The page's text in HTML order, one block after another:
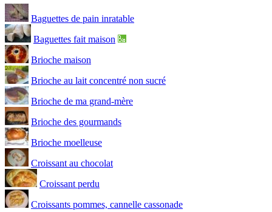
Baguettes de pain inratable
Baguettes fait maison
Brioche maison
Brioche au lait concentré non sucré
Brioche de ma grand-mère
Brioche des gourmands
Brioche moelleuse
Croissant au chocolat
Croissant perdu
Croissants pommes, cannelle cassonade